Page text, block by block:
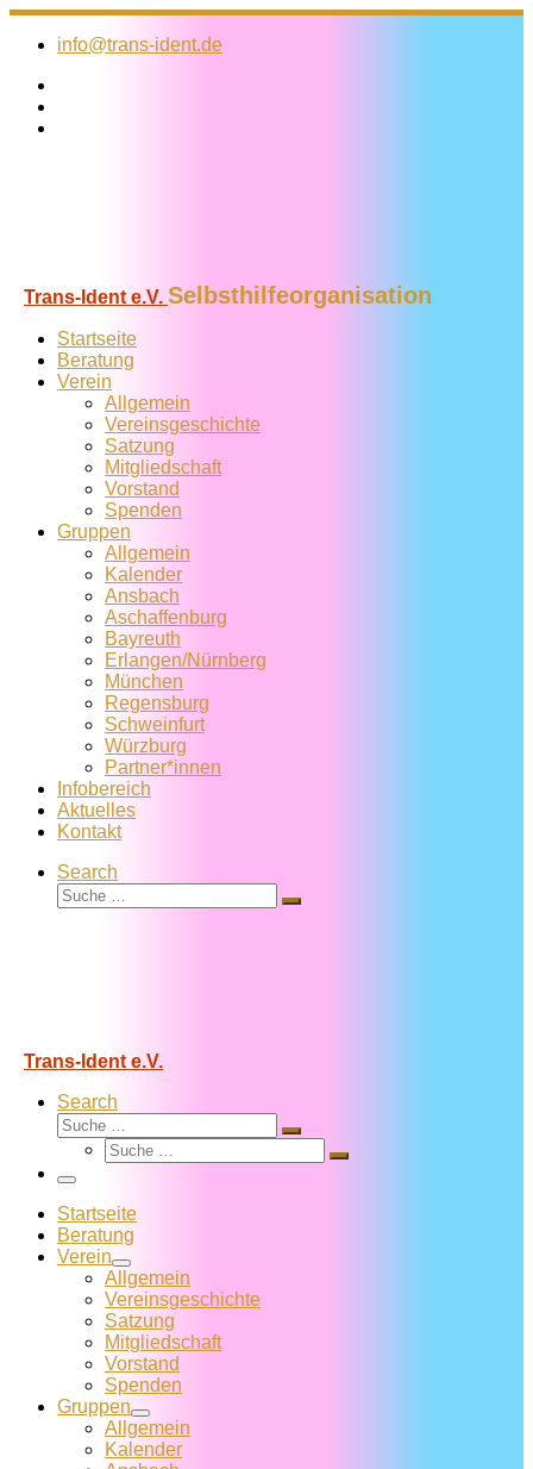
Zum
Inhalt
info@trans-ident.de
Trans-Ident e.V. Selbsthilfeorganisation
Startseite
Beratung
Verein
Allgemein
Vereins­geschichte
Satzung
Mitglied­schaft
Vorstand
Spenden
Gruppen
Allgemein
Kalender
Ansbach
Aschaffenburg
Bayreuth
Erlangen/Nürnberg
München
Regensburg
Schweinfurt
Würzburg
Partner*innen
Infobereich
Aktuelles
Kontakt
Search
Suche
Suche
Trans-Ident e.V.
Search
Suche
Suche
Suche
Suche
Menü
Startseite
Beratung
Verein
Allgemein
Vereins­geschichte
Satzung
Mitglied­schaft
Vorstand
Spenden
Gruppen
Allgemein
Kalender